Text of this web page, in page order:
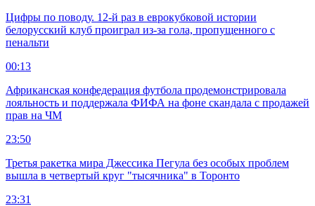
Цифры по поводу. 12-й раз в еврокубковой истории
белорусский клуб проиграл из-за гола, пропущенного с
пенальти
00:13
Африканская конфедерация футбола продемонстрировала
лояльность и поддержала ФИФА на фоне скандала с продажей
прав на ЧМ
23:50
Третья ракетка мира Джессика Пегула без особых проблем
вышла в четвертый круг "тысячника" в Торонто
23:31